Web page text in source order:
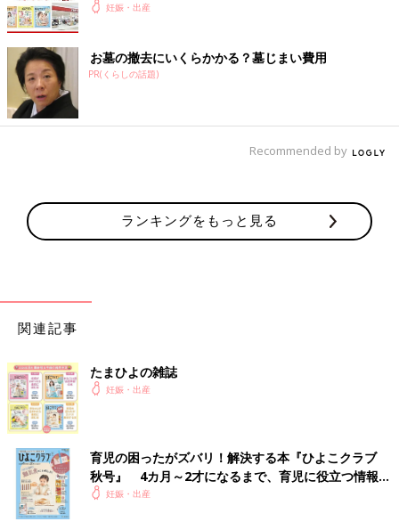
妊娠・出産
お墓の撤去にいくらかかる？墓じまい費用
PR(くらしの話題)
Recommended by
ランキングをもっと見る
関連記事
たまひよの雑誌
妊娠・出産
育児の困ったがズバリ！解決する本『ひよこクラブ
秋号』 4カ月～2才になるまで、育児に役立つ情報が
いっぱい！
妊娠・出産